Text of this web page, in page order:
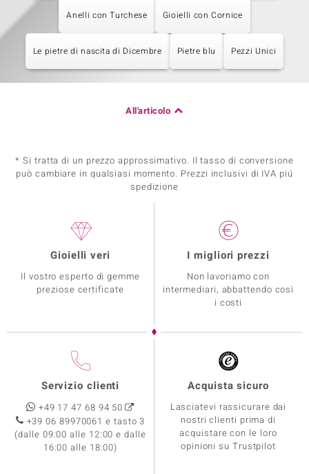
Anelli con Turchese Gioielli con Cornice
Le pietre di nascita di Dicembre Pietre blu Pezzi Unici
All'articolo
* Si tratta di un prezzo approssimativo. Il tasso di conversione
può cambiare in qualsiasi momento. Prezzi inclusivi di IVA piú
spedizione
Gioielli veri
Il vostro esperto di gemme
preziose certificate
I migliori prezzi
Non lavoriamo con
intermediari, abbattendo così
i costi
Servizio clienti
+49 17 47 68 94 50
+39 06 89970061 e tasto 3
(dalle 09:00 alle 12:00 e dalle
16:00 alle 18:00)
Acquista sicuro
Lasciatevi rassicurare dai
nostri clienti prima di
acquistare con le loro
opinioni su Trustpilot